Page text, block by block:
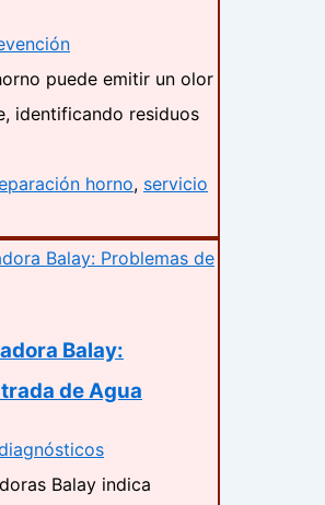
puede emitir un olor
identificando residuos
horno, servicio
Balay:
de Agua
Balay indica